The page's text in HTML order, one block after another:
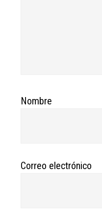
Nombre
Correo electrónico